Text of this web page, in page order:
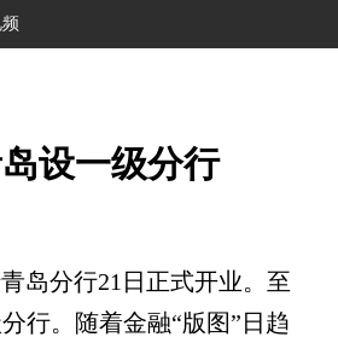
设一级分行
岛分行21日正式开业。至
行。随着金融“版图”日趋